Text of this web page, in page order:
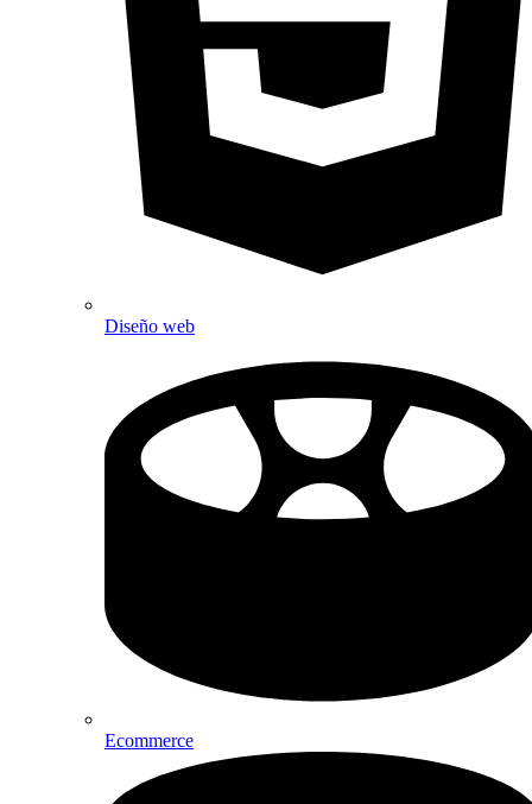
Diseño web
Ecommerce